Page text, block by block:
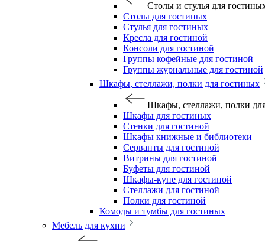
Столы и стулья для
Столы для гостиных
Стулья для гостиных
Кресла для гостиной
Консоли для гостиной
Группы кофейные для гостиной
Группы журнальные для гостиной
Шкафы, стеллажи, полки для гостиных
Шкафы, стеллажи, полки
Шкафы для гостиных
Стенки для гостиной
Шкафы книжные и библиотеки
Серванты для гостиной
Витрины для гостиной
Буфеты для гостиной
Шкафы-купе для гостиной
Стеллажи для гостиной
Полки для гостиной
Комоды и тумбы для гостиных
Мебель для кухни